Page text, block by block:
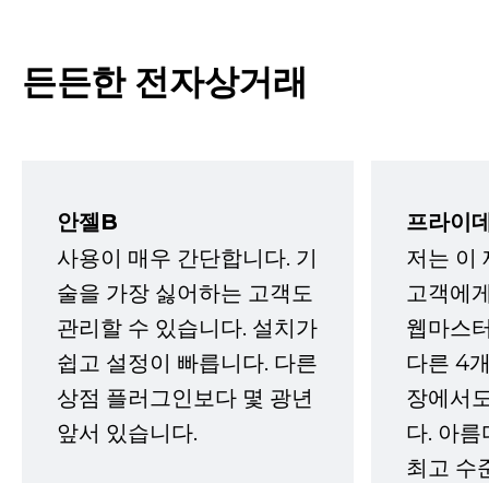
든든한 전자상거래
안젤B
사용이 매우 간단합니다. 기
술을 가장 싫어하는 고객도
관리할 수 있습니다. 설치가
쉽고 설정이 빠릅니다. 다른
상점 플러그인보다 몇 광년
앞서 있습니다.
프라이
저는 이
고객에
웹마스
다른 4
장에서
다. 아름
최고 수